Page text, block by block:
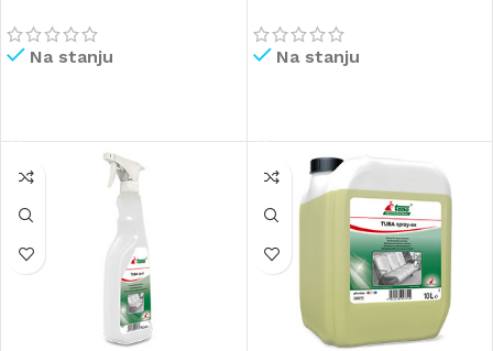
Na stanju Na stanju